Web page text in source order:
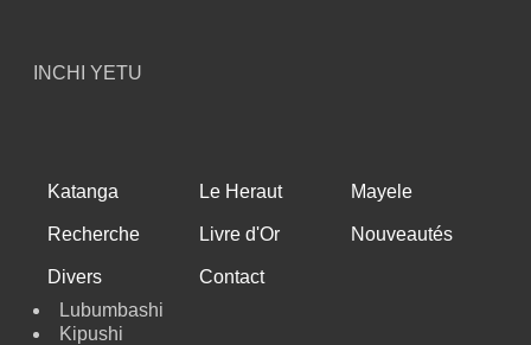
INCHI YETU
Katanga Le Heraut Mayele
Recherche Livre d'Or Nouveautés
Divers
Contact
Lubumbashi
Kipushi